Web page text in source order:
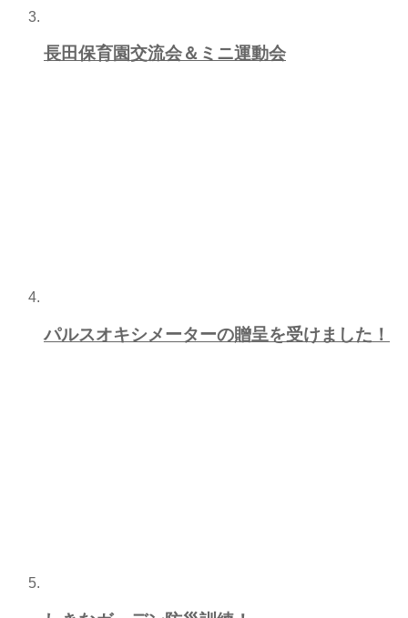
長田保育園交流会＆ミニ運動会
パルスオキシメーターの贈呈を受けました！